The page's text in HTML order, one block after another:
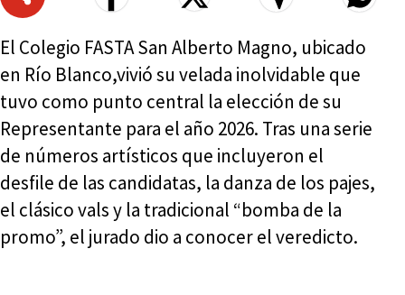
El Colegio FASTA San Alberto Magno, ubicado
en Río Blanco,vivió su velada inolvidable que
tuvo como punto central la elección de su
Representante para el año 2026. Tras una serie
de números artísticos que incluyeron el
desfile de las candidatas, la danza de los pajes,
el clásico vals y la tradicional “bomba de la
promo”, el jurado dio a conocer el veredicto.